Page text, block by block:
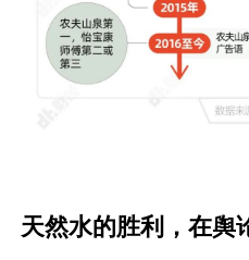
天然水的胜利，在舆